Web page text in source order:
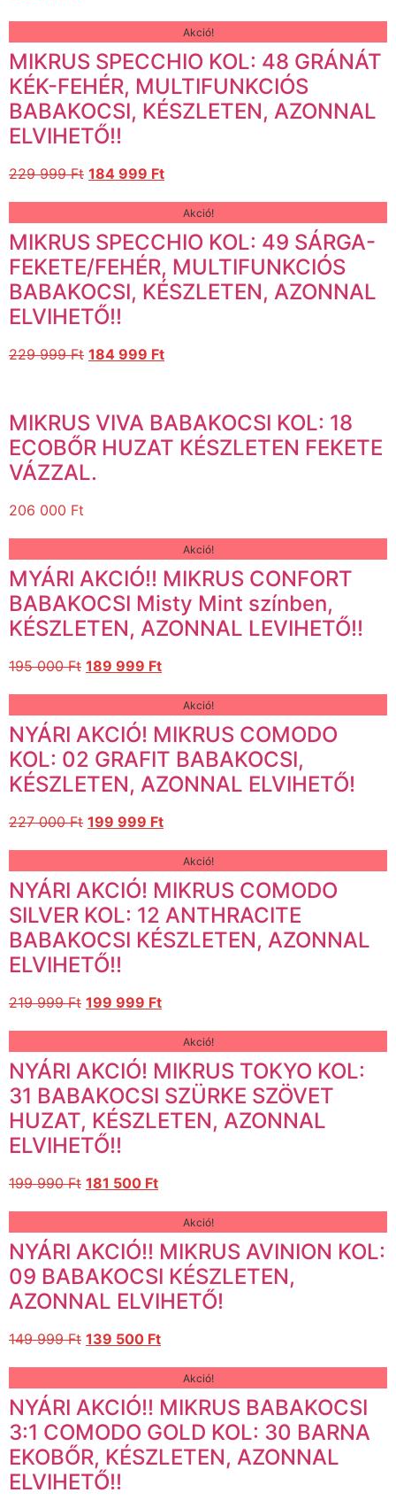
Akció!
MIKRUS SPECCHIO KOL: 48 GRÁNÁT
KÉK-FEHÉR, MULTIFUNKCIÓS
BABAKOCSI, KÉSZLETEN, AZONNAL
ELVIHETŐ!!
229 999Ft 184 999 Ft
Akció!
MIKRUS SPECCHIO KOL: 49 SÁRGA-
FEKETE/FEHÉR, MULTIFUNKCIÓS
BABAKOCSI, KÉSZLETEN, AZONNAL
ELVIHETŐ!!
229 999Ft 184 999 Ft
MIKRUS VIVA BABAKOCSI KOL: 18
ECOBŐR HUZAT KÉSZLETEN FEKETE
VÁZZAL.
206 000 Ft
Akció!
MYÁRI AKCIÓ!! MIKRUS CONFORT
BABAKOCSI Misty Mint színben,
KÉSZLETEN, AZONNAL LEVIHETŐ!!
195 000Ft 189 999 Ft
Akció!
NYÁRI AKCIÓ! MIKRUS COMODO
KOL: 02 GRAFIT BABAKOCSI,
KÉSZLETEN, AZONNAL ELVIHETŐ!
227 000Ft 199 999 Ft
Akció!
NYÁRI AKCIÓ! MIKRUS COMODO
SILVER KOL: 12 ANTHRACITE
BABAKOCSI KÉSZLETEN, AZONNAL
ELVIHETŐ!!
219 999Ft 199 999 Ft
Akció!
NYÁRI AKCIÓ! MIKRUS TOKYO KOL:
31 BABAKOCSI SZÜRKE SZÖVET
HUZAT, KÉSZLETEN, AZONNAL
ELVIHETŐ!!
199 990Ft 181 500 Ft
Akció!
NYÁRI AKCIÓ!! MIKRUS AVINION KOL:
09 BABAKOCSI KÉSZLETEN,
AZONNAL ELVIHETŐ!
149 999Ft 139 500 Ft
Akció!
NYÁRI AKCIÓ!! MIKRUS BABAKOCSI
3:1 COMODO GOLD KOL: 30 BARNA
EKOBŐR, KÉSZLETEN, AZONNAL
ELVIHETŐ!!